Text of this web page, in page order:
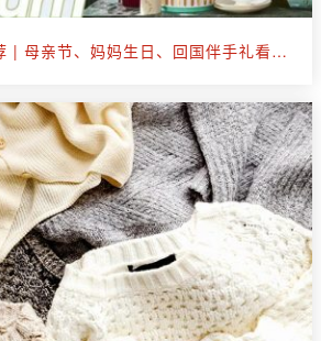
送给妈妈的礼物推荐 | 母亲节、妈妈生日、回国伴手礼看这篇就够了